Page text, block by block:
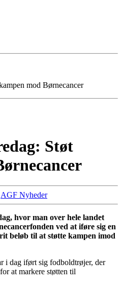
mod Børnecancer
Støt
AGF Nyheder
hvor man over hele landet
ved at iføre sig en
beløb til at støtte kampen imod
i dag iført sig fodboldtrøjer, der
at markere støtten til